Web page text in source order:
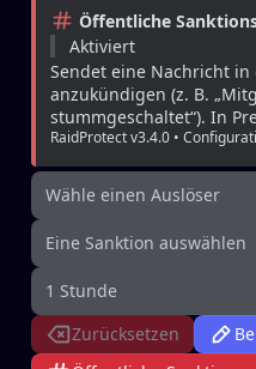
Öffentliche
Aktiviert
Sendet eine Nachricht
anzukündigen (z. B.
stummgeschaltet“). In
RaidProtect v3.4.0 •
Wähle einen Auslöser
Eine Sanktion auswählen
1 Stunde
Zurücksetzen